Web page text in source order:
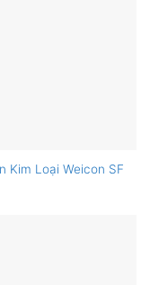
Kim Loại Weicon SF